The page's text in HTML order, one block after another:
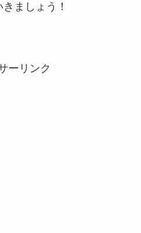
ましょう！
ーリンク